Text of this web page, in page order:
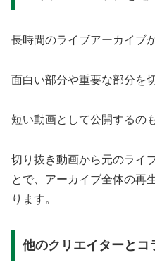
長時間のライブアーカイブか
面白い部分や重要な部分を
短い動画として公開するの
切り抜き動画から元のライ
とで、アーカイブ全体の再
ります。
他のクリエイターとコ